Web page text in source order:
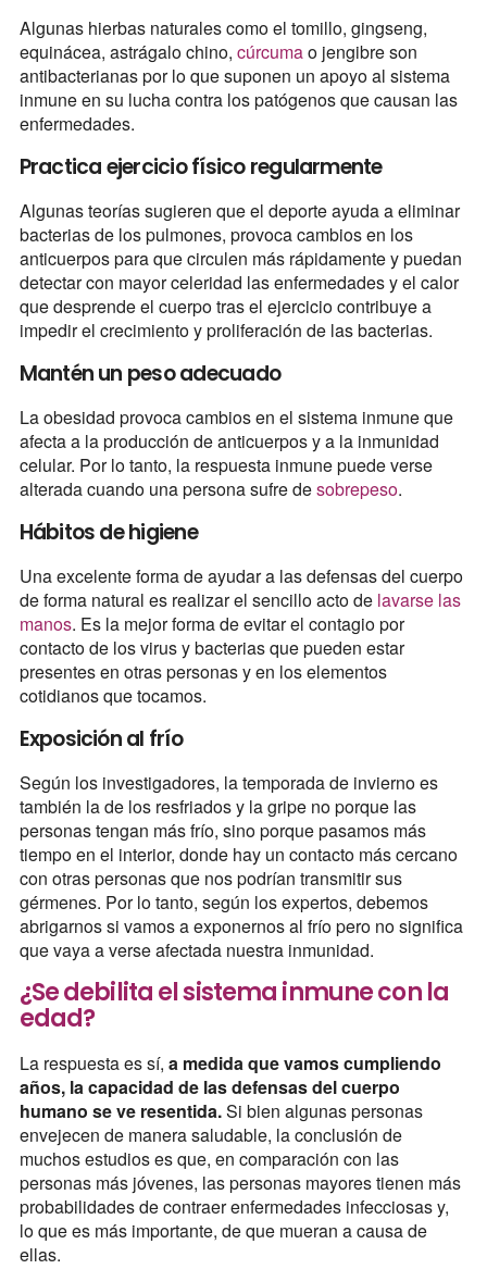
Algunas hierbas naturales como el tomillo, gingseng,
equinácea, astrágalo chino, cúrcumao jengibre son
antibacterianas por lo que suponen un apoyo al sistema
inmune en su lucha contra los patógenos que causan las
enfermedades.
Practica ejercicio físico regularmente
Algunas teorías sugieren que el deporte ayuda a eliminar
bacterias de los pulmones, provoca cambios en los
anticuerpos para que circulen más rápidamente y puedan
detectar con mayor celeridad las enfermedades y el calor
que desprende el cuerpo tras el ejercicio contribuye a
impedir el crecimiento y proliferación de las bacterias.
Mantén un peso adecuado
La obesidad provoca cambios en el sistema inmune que
afecta a la producción de anticuerpos y a la inmunidad
celular. Por lo tanto, la respuesta inmune puede verse
alterada cuando una persona sufre desobrepeso.
Hábitos de higiene
Una excelente forma de ayudar a las defensas del cuerpo
de forma natural es realizar el sencillo acto de lavarse las
manos. Es la mejor forma de evitar el contagio por
contacto de los virus y bacterias que pueden estar
presentes en otras personas y en los elementos
cotidianos que tocamos.
Exposición al frío
Según los investigadores, la temporada de invierno es
también la de los resfriados y la gripe no porque las
personas tengan más frío, sino porque pasamos más
tiempo en el interior, donde hay un contacto más cercano
con otras personas que nos podrían transmitir sus
gérmenes. Por lo tanto, según los expertos, debemos
abrigarnos si vamos a exponernos al frío pero no significa
que vaya a verse afectada nuestra inmunidad.
¿Se debilita el sistema inmune con la
edad?
La respuesta es sí, a medida que vamos cumpliendo
años, la capacidad de las defensas del cuerpo
humano se ve resentida.Si bien algunas personas
envejecen de manera saludable, la conclusión de
muchos estudios es que, en comparación con las
personas más jóvenes, las personas mayores tienen más
probabilidades de contraer enfermedades infecciosas y,
lo que es más importante, de que mueran a causa de
ellas.